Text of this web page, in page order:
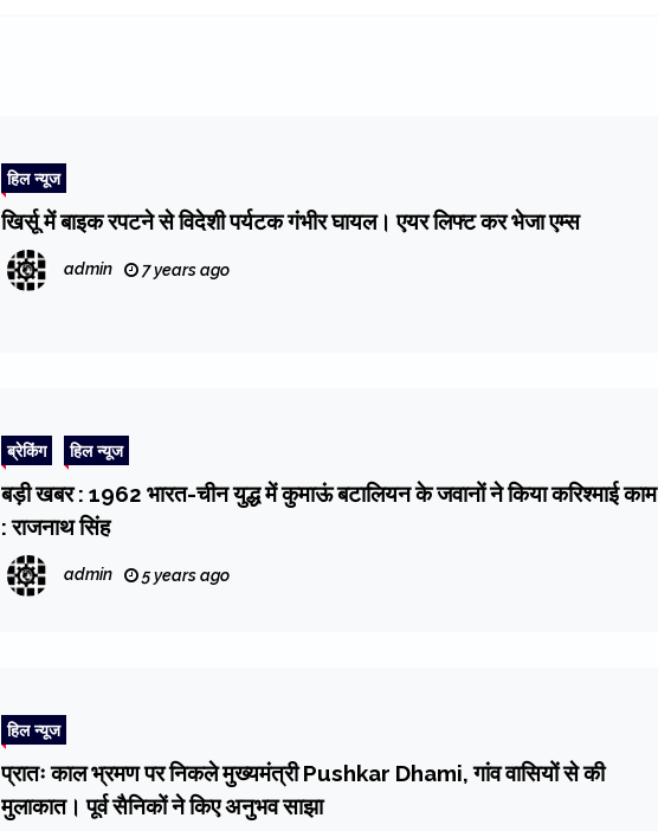
हिल न्यूज
खिर्सू में बाइक रपटने से विदेशी पर्यटक गंभीर घायल। एयर लिफ्ट कर भेजा एम्स
admin 7 years ago
ब्रेकिंग हिल न्यूज
बड़ी खबर : 1962 भारत-चीन युद्ध में कुमाऊं बटालियन के जवानों ने किया करिश्माई काम
: राजनाथ सिंह
admin 5 years ago
हिल न्यूज
प्रातः काल भ्रमण पर निकले मुख्यमंत्री Pushkar Dhami, गांव वासियों से की
मुलाकात। पूर्व सैनिकों ने किए अनुभव साझा